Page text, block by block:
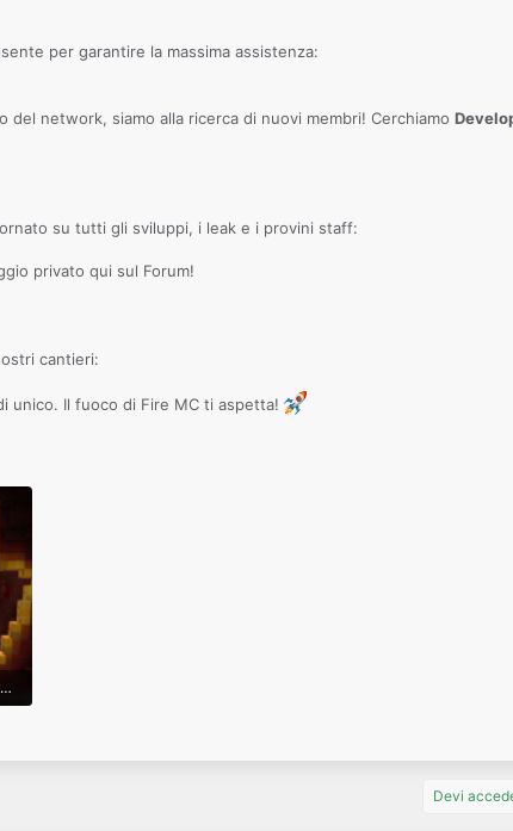
per garantire la massima assistenza:
del network, siamo alla ricerca di nuovi membri! Cerchiamo
su tutti gli sviluppi, i leak e i provini staff:
privato qui sul Forum!
cantieri:
unico. Il fuoco di Fire MC ti aspetta!
Screenshot 2026-07-03 174936.png
Devi